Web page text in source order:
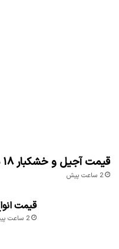
قیمت آجیل و خشکبار ۱۸ مرداد ۱۴۰۵
2 ساعت پیش
قیمت انواع
2 ساعت پیش